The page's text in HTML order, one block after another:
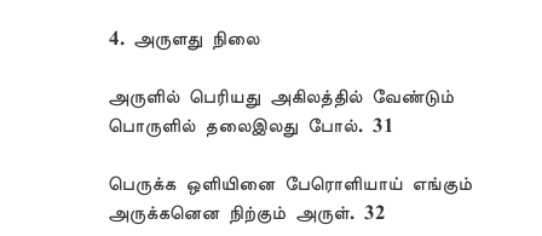
4. அருளது நிலை
அருளில் பெரியது அகிலத்தில் வேண்டும்
பொருளில் தலைஇலது போல். 31
பெருக்க ஒளியினை பேரொளியாய் எங்கும்
அருக்கனென நிற்கும் அருள். 32